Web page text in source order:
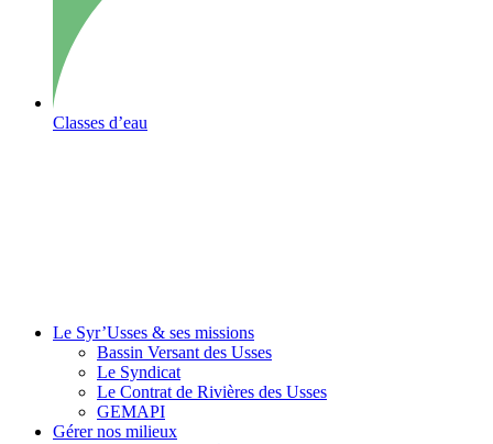
Classes d’eau
Le Syr’Usses & ses missions
Bassin Versant des Usses
Le Syndicat
Le Contrat de Rivières des Usses
GEMAPI
Gérernos milieux